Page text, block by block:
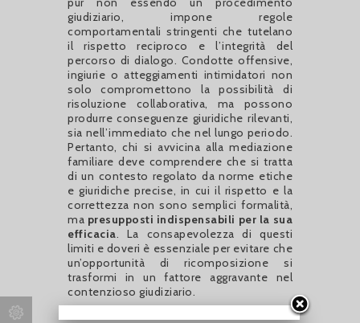
giudiziario, impone regole
comportamentali stringenti che tutelano
il rispetto reciproco e l’integrità del
percorso di dialogo. Condotte offensive,
ingiurie o atteggiamenti intimidatori non
solo compromettono la possibilità di
risoluzione collaborativa, ma possono
produrre conseguenze giuridiche rilevanti,
sia nell’immediato che nel lungo periodo.
Pertanto, chi si avvicina alla mediazione
familiare deve comprendere che si tratta
di un contesto regolato da norme etiche
e giuridiche precise, in cui il rispetto e la
correttezza non sono semplici formalità,
ma presupposti indispensabili per la sua
efficacia. La consapevolezza di questi
limiti e doveri è essenziale per evitare che
un’opportunità di ricomposizione si
trasformi in un fattore aggravante nel
contenzioso giudiziario.